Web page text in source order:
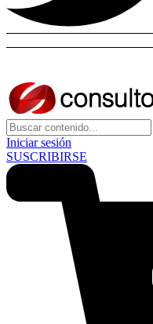
Iniciar sesión
SUSCRIBIRSE